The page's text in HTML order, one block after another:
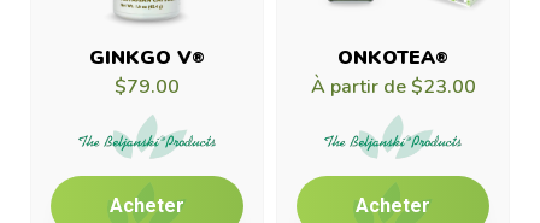
GINKGO V®
$79.00
Acheter
ONKOTEA®
À partir de $23.00
Acheter